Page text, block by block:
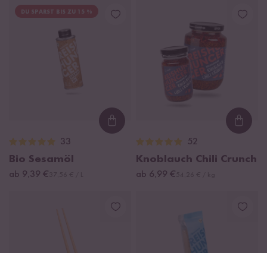
DU SPARST BIS ZU 15 %
Loading...
33
Bio Sesamöl
ab 9,39 €
52
Knoblauch Chili Crunch
ab 6,99 €